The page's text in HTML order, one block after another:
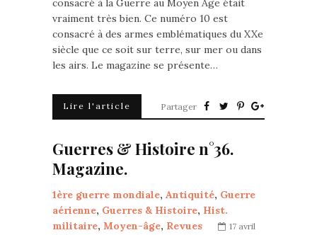
consacré à la Guerre au Moyen Âge était
vraiment très bien. Ce numéro 10 est
consacré à des armes emblématiques du XXe
siècle que ce soit sur terre, sur mer ou dans
les airs. Le magazine se présente…
Lire l'article Partager
Guerres & Histoire n°36.
Magazine.
1ère guerre mondiale, Antiquité, Guerre
aérienne, Guerres & Histoire, Hist.
militaire, Moyen-âge, Revues
17 avril